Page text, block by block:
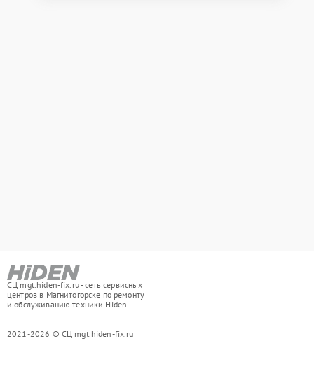
СЦ mgt.hiden-fix.ru - сеть сервисных
центров в Магнитогорске по ремонту
и обслуживанию техники Hiden
2021-2026 © СЦ mgt.hiden-fix.ru